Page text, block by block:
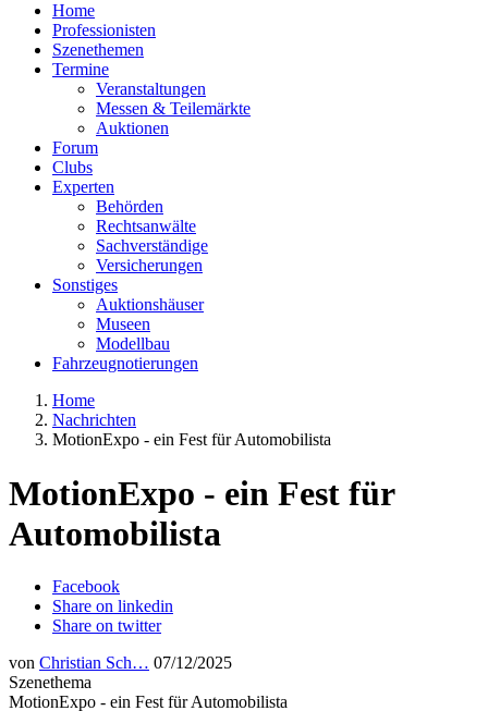
Home
Professionisten
Szenethemen
Termine
Veranstaltungen
Messen & Teilemärkte
Auktionen
Forum
Clubs
Experten
Behörden
Rechtsanwälte
Sachverständige
Versicherungen
Sonstiges
Auktionshäuser
Museen
Modellbau
Fahrzeugnotierungen
Home
Nachrichten
MotionExpo - ein Fest für Automobilista
MotionExpo - ein Fest für
Automobilista
Facebook
Share on linkedin
Share on twitter
von Christian Sch… 07/12/2025
Szenethema
MotionExpo - ein Fest für Automobilista